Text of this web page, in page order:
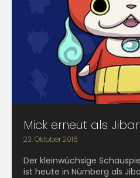
Mick erneut als
23. Oktober 2016
Der kleinwüchsige
ist heute in Nürnberg als